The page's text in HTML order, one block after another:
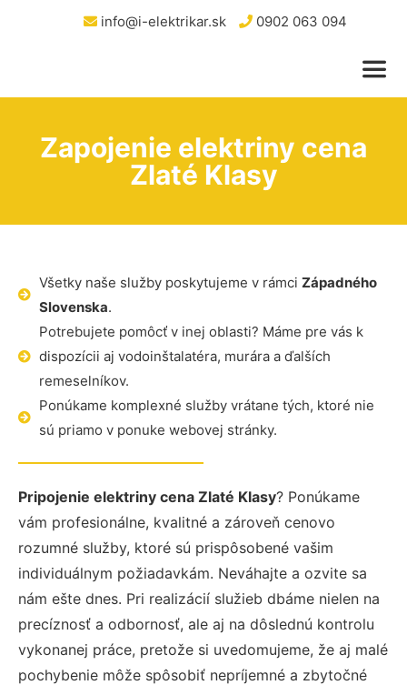
info@i-elektrikar.sk 0902 063 094
Zapojenie elektriny cena
Zlaté Klasy
Všetky naše služby poskytujeme v rámci Západného
Slovenska.
Potrebujete pomôcť v inej oblasti? Máme pre vás k
dispozícii aj vodoinštalatéra, murára a ďalších
remeselníkov.
Ponúkame komplexné služby vrátane tých, ktoré nie
sú priamo v ponuke webovej stránky.
Pripojenie elektriny cena Zlaté Klasy? Ponúkame
vám profesionálne, kvalitné a zároveň cenovo
rozumné služby, ktoré sú prispôsobené vašim
individuálnym požiadavkám. Neváhajte a ozvite sa
nám ešte dnes. Pri realizácií služieb dbáme nielen na
precíznosť a odbornosť, ale aj na dôslednú kontrolu
vykonanej práce, pretože si uvedomujeme, že aj malé
pochybenie môže spôsobiť nepríjemné a zbytočné